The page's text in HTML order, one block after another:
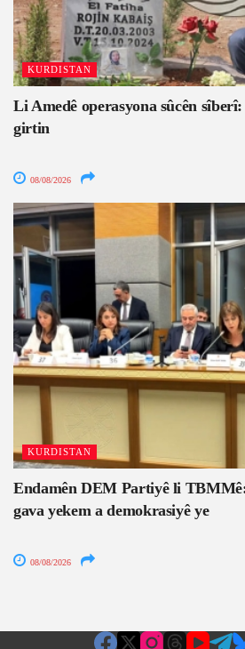
KURDISTAN
Li Amedê operasyona sûcên
girtin
08/08/2026
KURDISTAN
Endamên DEM Partiyê li TBMMê:
gava yekem a demokrasiyê ye
08/08/2026